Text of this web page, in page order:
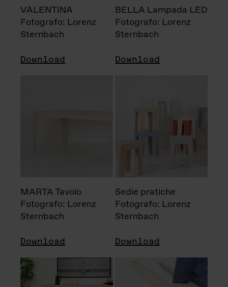
VALENTINA
Fotografo: Lorenz
Sternbach
Download
BELLA Lampada LED
Fotografo: Lorenz
Sternbach
Download
MARTA Tavolo
Fotografo: Lorenz
Sternbach
Download
Sedie pratiche
Fotografo: Lorenz
Sternbach
Download